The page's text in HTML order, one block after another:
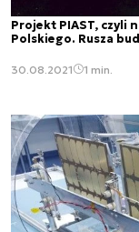
Projekt PIAST, czyli
Polskiego. Rusza
30.08.2021 1 min.